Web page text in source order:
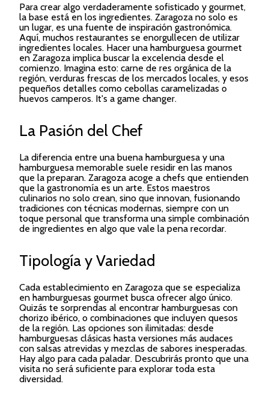
Para crear algo verdaderamente sofisticado y gourmet,
la base está en los ingredientes. Zaragoza no solo es
un lugar, es una fuente de inspiración gastronómica.
Aquí, muchos restaurantes se enorgullecen de utilizar
ingredientes locales. Hacer una hamburguesa gourmet
en Zaragoza implica buscar la excelencia desde el
comienzo. Imagina esto: carne de res orgánica de la
región, verduras frescas de los mercados locales, y esos
pequeños detalles como cebollas caramelizadas o
huevos camperos. It's a game changer.
La Pasión del Chef
La diferencia entre una buena hamburguesa y una
hamburguesa memorable suele residir en las manos
que la preparan. Zaragoza acoge a chefs que entienden
que la gastronomía es un arte. Estos maestros
culinarios no solo crean, sino que innovan, fusionando
tradiciones con técnicas modernas, siempre con un
toque personal que transforma una simple combinación
de ingredientes en algo que vale la pena recordar.
Tipología y Variedad
Cada establecimiento en Zaragoza que se especializa
en hamburguesas gourmet busca ofrecer algo único.
Quizás te sorprendas al encontrar hamburguesas con
chorizo ibérico, o combinaciones que incluyen quesos
de la región. Las opciones son ilimitadas: desde
hamburguesas clásicas hasta versiones más audaces
con salsas atrevidas y mezclas de sabores inesperadas.
Hay algo para cada paladar. Descubrirás pronto que una
visita no será suficiente para explorar toda esta
diversidad.